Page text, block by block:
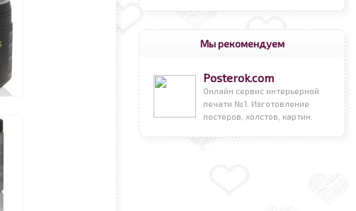
Мы рекомендуем
Posterok.com
Онлайн сервис интерьерной
печати №1. Изготовление
постеров, холстов, картин.